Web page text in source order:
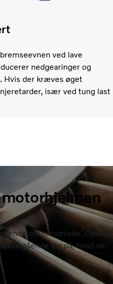
ved lave
nedgearinger og
Hvis der kræves øget
især ved tung last
motorhjelmen
Opdag,
kig på, hvad der